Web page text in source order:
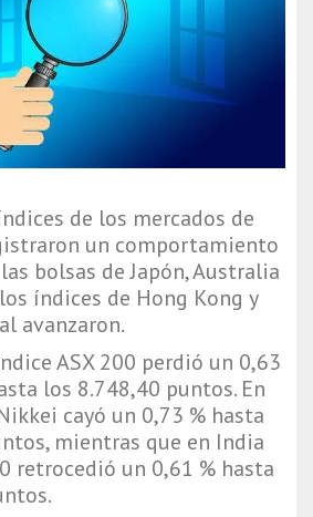
de los mercados de
un comportamiento
bolsas de Japón, Australia
índices de Hong Kong y
avanzaron.
ASX 200 perdió un 0,63
los 8.748,40 puntos. En
cayó un 0,73 % hasta
mientras que en India
retrocedió un 0,61 % hasta